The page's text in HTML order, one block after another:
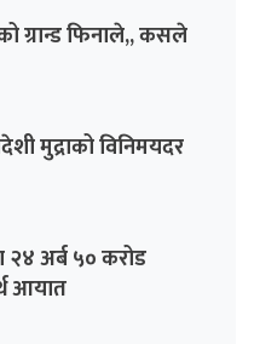
ग्रान्ड फिनाले,, कसले
मुद्राको विनिमयदर
२४ अर्ब ५० करोड
आयात